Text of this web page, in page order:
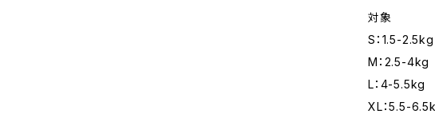
対象
S：1.5-2.5kg
M：2.5-4kg
L：4-5.5kg
XL：5.5-